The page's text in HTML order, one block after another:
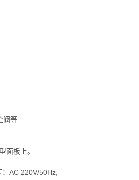
阀等
板上。
AC 220V/50Hz,